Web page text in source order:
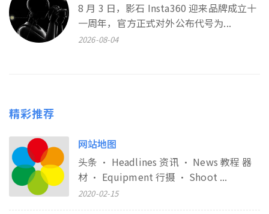
8 月 3 日，影石 Insta360 迎来品牌成立十
一周年，官方正式对外公布代号为...
2026-08-04
精彩推荐
网站地图
头条 • Headlines 资讯 • News 教程 器
材 • Equipment 行摄 • Shoot ...
2020-02-15